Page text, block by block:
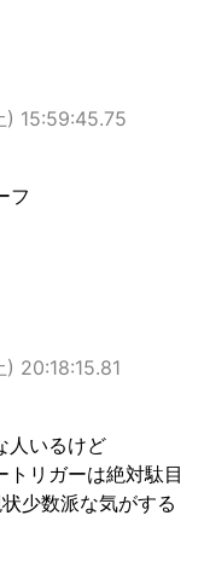
15:59:45.75
フ
20:18:15.81
人いるけど
トリガーは絶対駄目
少数派な気がする